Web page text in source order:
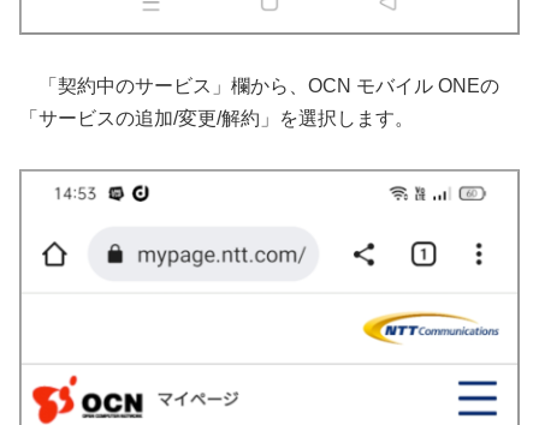
「契約中のサービス」欄から、OCN モバイル ONEの
「サービスの追加/変更/解約」を選択します。